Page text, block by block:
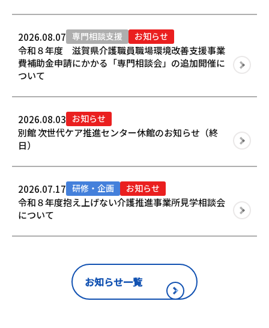
2026.08.07 専門相談支援 お知らせ
令和８年度 滋賀県介護職員職場環境改善支援事業
費補助金申請にかかる「専門相談会」の追加開催に
ついて
2026.08.03 お知らせ
別館 次世代ケア推進センター休館のお知らせ（終
日）
2026.07.17 研修・企画 お知らせ
令和８年度抱え上げない介護推進事業所見学相談会
について
お知らせ一覧